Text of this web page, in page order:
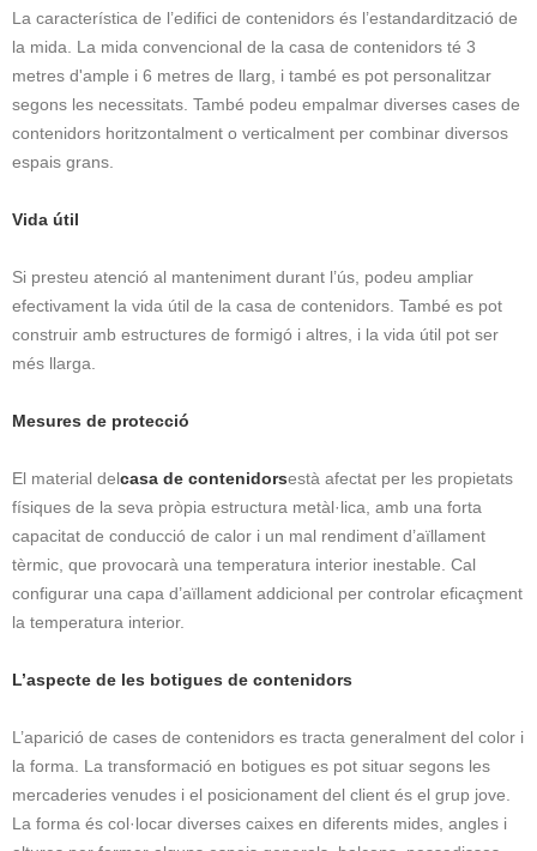
La característica de l’edifici de contenidors és l’estandardització de
la mida. La mida convencional de la casa de contenidors té 3
metres d'ample i 6 metres de llarg, i també es pot personalitzar
segons les necessitats. També podeu empalmar diverses cases de
contenidors horitzontalment o verticalment per combinar diversos
espais grans.
Vida útil
Si presteu atenció al manteniment durant l’ús, podeu ampliar
efectivament la vida útil de la casa de contenidors. També es pot
construir amb estructures de formigó i altres, i la vida útil pot ser
més llarga.
Mesures de protecció
El material delcasa de contenidorsestà afectat per les propietats
físiques de la seva pròpia estructura metàl·lica, amb una forta
capacitat de conducció de calor i un mal rendiment d’aïllament
tèrmic, que provocarà una temperatura interior inestable. Cal
configurar una capa d’aïllament addicional per controlar eficaçment
la temperatura interior.
L’aspecte de les botigues de contenidors
L’aparició de cases de contenidors es tracta generalment del color i
la forma. La transformació en botigues es pot situar segons les
mercaderies venudes i el posicionament del client és el grup jove.
La forma és col·locar diverses caixes en diferents mides, angles i